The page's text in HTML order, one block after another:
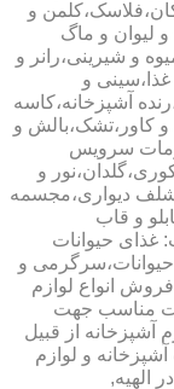
و
لیوان و ماگ
و شیرینی،رانر و
و
آشپزخانه،کاسه
و کاور،تشک،بالش و
سرویس
و
شلف دیواری،مجسمه
و قاب
حیوانات
و
انواع لوازم
مناسب جهت
از قبیل
و لوازم
الهیه,